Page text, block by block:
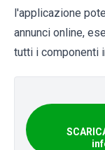
l'applicazione
annunci online,
tutti i componenti